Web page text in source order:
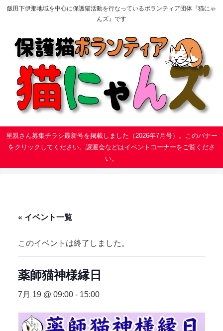
飯田下伊那地域を中心に保護猫活動を行なっているボランティア団体『猫にゃ
んズ』です
里親さん募集チラシ最新号を掲載しました（2026年7月号）。このバナー
をクリックしてください。譲渡会などはイベントコーナーをご覧くださ
い。
« イベント一覧
このイベントは終了しました。
薬師猫神様縁日
7月 19 @ 09:00 - 15:00